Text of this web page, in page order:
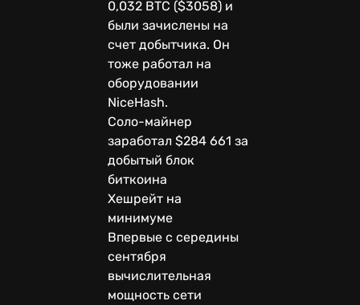
0,032 BTC ($3058) и
были зачислены на
счет добытчика. Он
тоже работал на
оборудовании
NiceHash.
Соло-майнер
заработал $284 661 за
добытый блок
биткоина
Хешрейт на
минимуме
Впервые с середины
сентября
вычислительная
мощность сети